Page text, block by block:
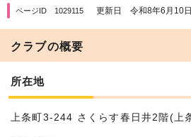
ページID 1029115 更新日 令和8年6月10日
クラブの概要
所在地
上条町3-244 さくらす春日井2階(上